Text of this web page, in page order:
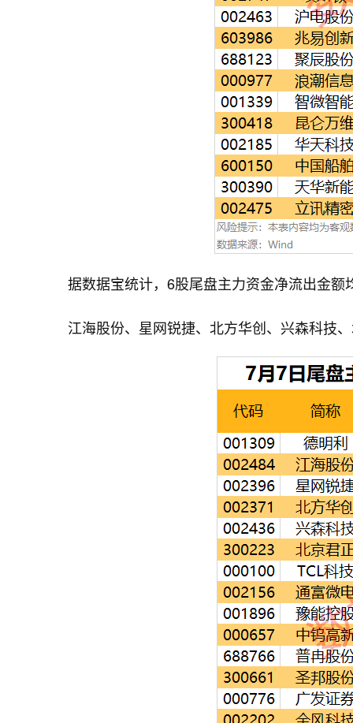
据数据宝统计，6股尾盘主力资金净流出金
江海股份、星网锐捷、北方华创、兴森科技